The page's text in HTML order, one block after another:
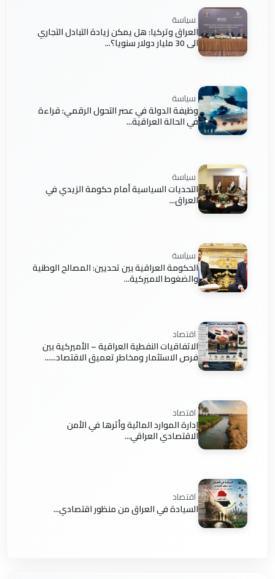
سياسة
العراق وتركيا: هل يمكن زيادة التبادل التجاري
الى 30 مليار دولار سنويا؟...
سياسة
وظيفة الدولة في عصر التحول الرقمي: قراءة
في الحالة العراقية...
سياسة
التحديات السياسية أمام حكومة الزيدي في
العراق...
سياسة
الحكومة العراقية بين تحديين: المصالح الوطنية
والضغوط الاميركية...
اقتصاد
الاتفاقيات النفطية العراقية – الأميركية بين
فرص الاستثمار ومخاطر تعميق الاقتصاد......
اقتصاد
إدارة الموارد المائية وأثرها في الأمن
الاقتصادي العراقي...
اقتصاد
السيادة في العراق من منظور اقتصادي...